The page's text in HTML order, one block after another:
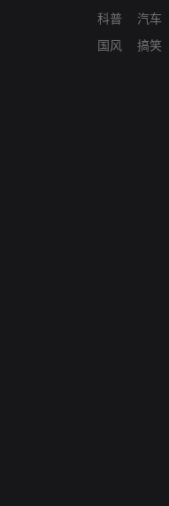
科普
国风
汽车
搞笑